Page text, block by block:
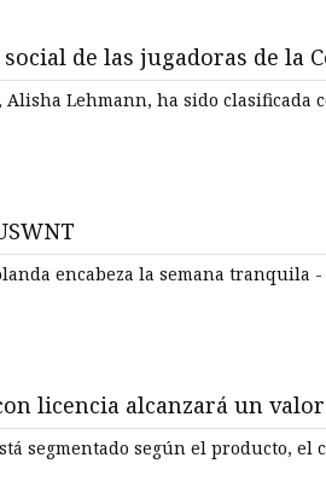
de las jugadoras de la
Lehmann, ha sido clasificada
encabeza la semana tranquila
licencia alcanzará un valor
segmentado según el producto, el